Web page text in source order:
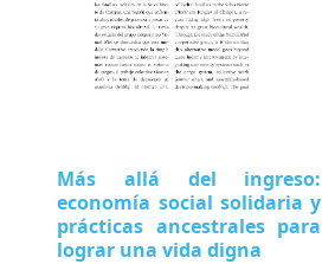
Más allá del ingreso:
economía social solidaria y
prácticas ancestrales para
lograr una vida digna